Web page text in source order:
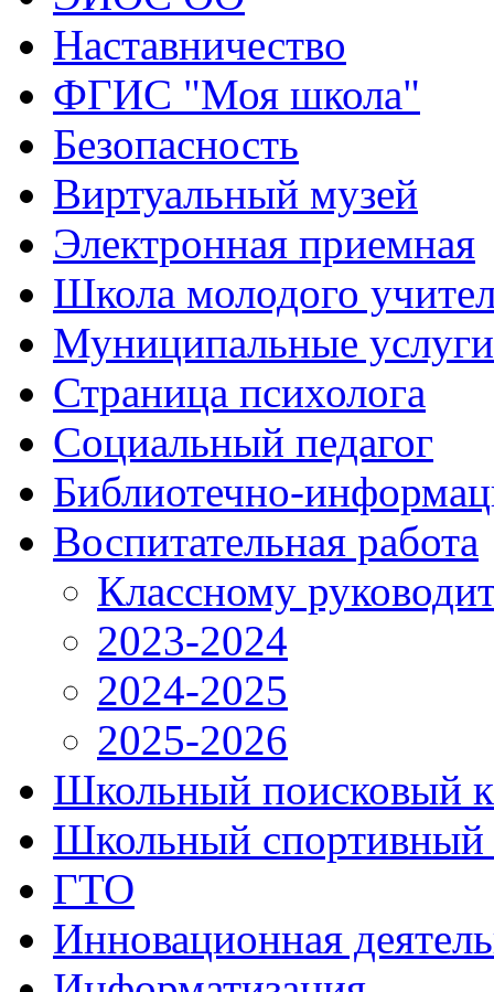
Наставничество
ФГИС "Моя школа"
Безопасность
Виртуальный музей
Электронная приемная
Школа молодого
Муниципальные услуги
Страница психолога
Социальный педагог
Библиотечно-
Воспитательная работа
Классному
2023-2024
2024-2025
2025-2026
Школьный поисковый
Школьный спортивный
ГТО
Инновационная